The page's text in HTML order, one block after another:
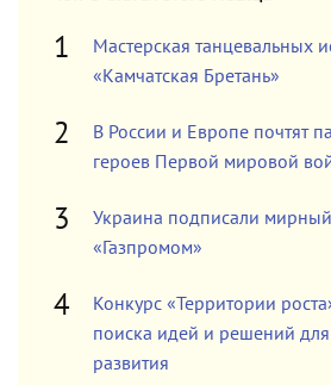
Мастерская танцевальных
«Камчатская Бретань»
В России и Европе почтят
героев Первой мировой
Украина подписали
«Газпромом»
Конкурс «Территории
поиска идей и решений
развития